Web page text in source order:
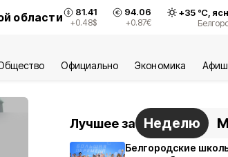
области 81.41
+0.48$
94.06
+0.87€
+35°С,
Официально Экономика
Лучшее за Неделю
Белгородские